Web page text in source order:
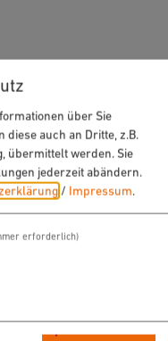
über Sie
auch an Dritte, z.B.
übermittelt werden. Sie
jederzeit abändern.
/ Impressum.
erforderlich)